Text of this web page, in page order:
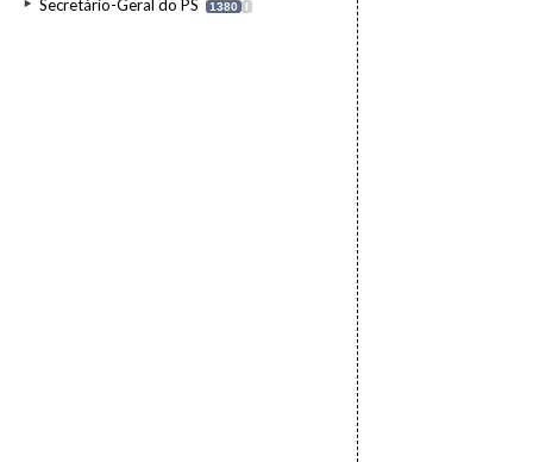
Secretário-Geral do PS 1380 I